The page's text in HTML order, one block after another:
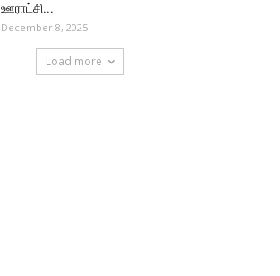
ஊராட்சி...
December 8, 2025
Load more